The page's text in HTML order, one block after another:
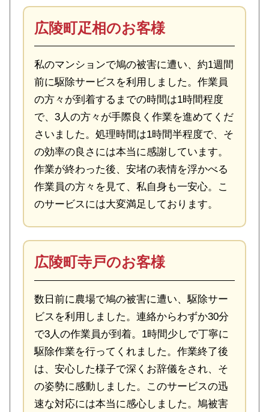
広陵町疋相のお客様
私のマンションで鳩の被害に遭い、約1週間
前に駆除サービスを利用しました。作業員
の方々が到着するまでの時間は1時間程度
で、3人の方々が手際良く作業を進めてくだ
さいました。処理時間は1時間半程度で、そ
の効率の良さには本当に感謝しています。
作業が終わった後、安堵の表情を浮かべる
作業員の方々を見て、私自身も一安心。こ
のサービスには大変満足しております。
広陵町寺戸のお客様
数日前に農場で鳩の被害に遭い、駆除サー
ビスを利用しました。連絡からわずか30分
で3人の作業員が到着。1時間少しで丁寧に
駆除作業を行ってくれました。作業終了後
は、安心した様子で深くお辞儀をされ、そ
の姿勢に感動しました。このサービスの迅
速な対応には本当に感心しました。鳩被害